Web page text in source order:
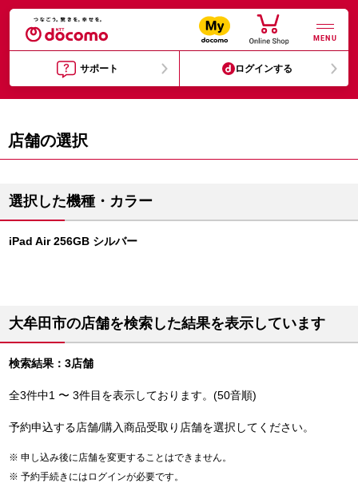
MENU
サポート ログインする
店舗の選択
選択した機種・カラー
iPad Air 256GB シルバー
大牟田市の店舗を検索した結果を表示しています
検索結果：3店舗
全3件中1 〜 3件目を表示しております。(50音順)
予約申込する店舗/購入商品受取り店舗を選択してください。
申し込み後に店舗を変更することはできません。
予約手続きにはログインが必要です。